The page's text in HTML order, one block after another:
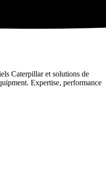
Caterpillar et solutions de
Expertise, performance